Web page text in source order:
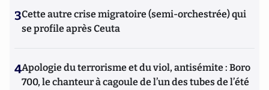
3Cette autre crise migratoire (semi-orchestrée) qui
se profile après Ceuta
4Apologie du terrorisme et du viol, antisémite : Boro
700, le chanteur à cagoule de l’un des tubes de l’été